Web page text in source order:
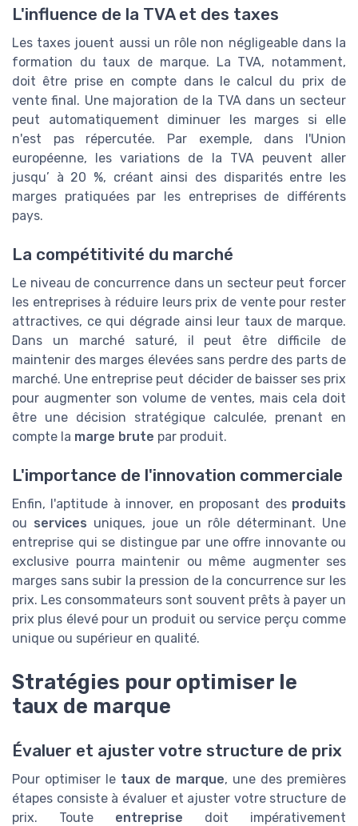
L'influence de la TVA et des taxes
Les taxes jouent aussi un rôle non négligeable dans la
formation du taux de marque. La TVA, notamment,
doit être prise en compte dans le calcul du prix de
vente final. Une majoration de la TVA dans un secteur
peut automatiquement diminuer les marges si elle
n'est pas répercutée. Par exemple, dans l'Union
européenne, les variations de la TVA peuvent aller
jusqu’ à 20 %, créant ainsi des disparités entre les
marges pratiquées par les entreprises de différents
pays.
La compétitivité du marché
Le niveau de concurrence dans un secteur peut forcer
les entreprises à réduire leurs prix de vente pour rester
attractives, ce qui dégrade ainsi leur taux de marque.
Dans un marché saturé, il peut être difficile de
maintenir des marges élevées sans perdre des parts de
marché. Une entreprise peut décider de baisser ses prix
pour augmenter son volume de ventes, mais cela doit
être une décision stratégique calculée, prenant en
compte la marge brute par produit.
L'importance de l'innovation commerciale
Enfin, l'aptitude à innover, en proposant des produits
ou services uniques, joue un rôle déterminant. Une
entreprise qui se distingue par une offre innovante ou
exclusive pourra maintenir ou même augmenter ses
marges sans subir la pression de la concurrence sur les
prix. Les consommateurs sont souvent prêts à payer un
prix plus élevé pour un produit ou service perçu comme
unique ou supérieur en qualité.
Stratégies pour optimiser le
taux de marque
Évaluer et ajuster votre structure de prix
Pour optimiser le taux de marque, une des premières
étapes consiste à évaluer et ajuster votre structure de
prix. Toute entreprise doit impérativement